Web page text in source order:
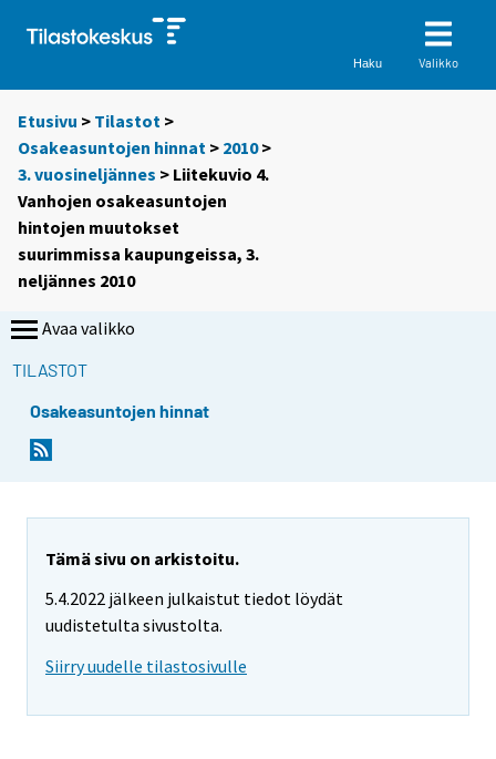
Haku Valikko
Etusivu > Tilastot >
Osakeasuntojen hinnat > 2010>
3. vuosineljännes > Liitekuvio 4.
Vanhojen osakeasuntojen
hintojen muutokset
suurimmissa kaupungeissa, 3.
neljännes 2010
Avaa valikko
TILASTOT
Osakeasuntojen hinnat
Tämä sivu on arkistoitu.
5.4.2022 jälkeen julkaistut tiedot löydät
uudistetulta sivustolta.
Siirry uudelle tilastosivulle